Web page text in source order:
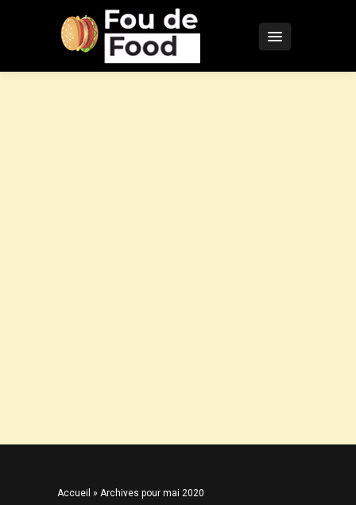
Accueil » Archives pour mai 2020